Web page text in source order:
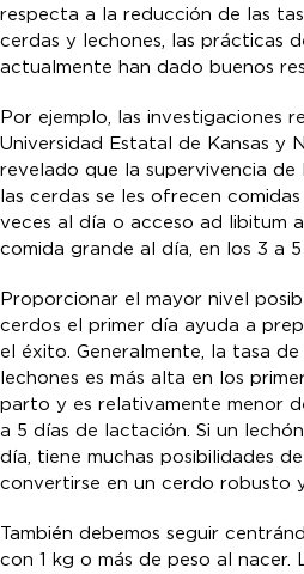
respecta a la reducción de las
cerdas y lechones, las prácticas
actualmente han dado buenos
Por ejemplo, las investigaciones
Universidad Estatal de Kansas y
revelado que la supervivencia de
las cerdas se les ofrecen
veces al día o acceso ad libitum
comida grande al día, en los 3 a
Proporcionar el mayor nivel
cerdos el primer día ayuda a
el éxito. Generalmente, la tasa
lechones es más alta en los
parto y es relativamente menor
a 5 días de lactación. Si un
día, tiene muchas posibilidades
convertirse en un cerdo robusto
También debemos seguir
con 1 kg o más de peso al nacer.